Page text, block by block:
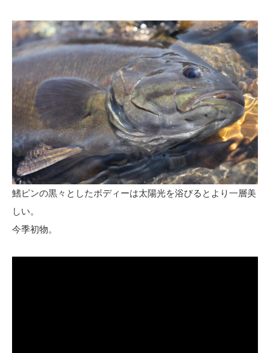
鰭ピンの黒々としたボディーは太陽光を浴びるとより一層美
しい。
今季初物。